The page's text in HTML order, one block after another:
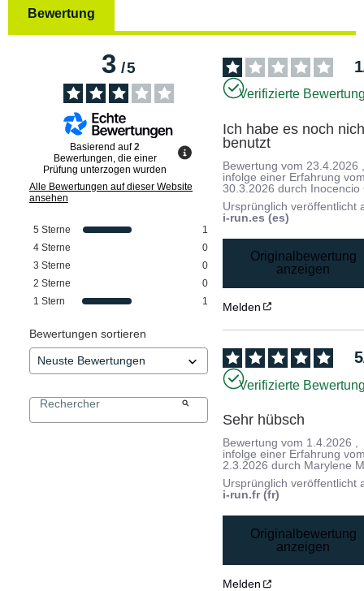
Bewertung
3/5
Basierend auf2
Bewertungen, die einer
Prüfung unterzogen wurden
Alle Bewertungen auf dieser Website
ansehen
5 Sterne
1
4 Sterne
0
3 Sterne
0
2 Sterne
0
1 Stern 1
Bewertungen sortieren
1
Verifizierte
Ich habe es noch
benutzt
Bewertung vom 23.4.2026
infolge einer Erfahrung
30.3.2026 durch Inocencio
Ursprünglich veröffentlicht
i-run.es (es)
Originalbewertung
anzeigen
Melden
5
Verifizierte
Sehr hübsch
Bewertung vom 1.4.2026
infolge einer Erfahrung
2.3.2026 durch Marylene
Ursprünglich veröffentlicht
i-run.fr (fr)
Originalbewertung
anzeigen
Melden